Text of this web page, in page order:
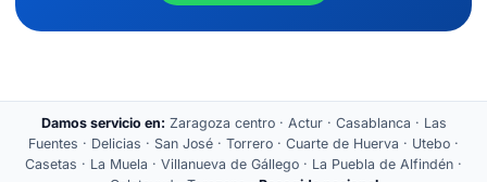
Damos servicio en: Zaragoza centro · Actur · Casablanca · Las
Fuentes · Delicias · San José · Torrero · Cuarte de Huerva · Utebo ·
Casetas · La Muela · Villanueva de Gállego · La Puebla de Alfindén ·